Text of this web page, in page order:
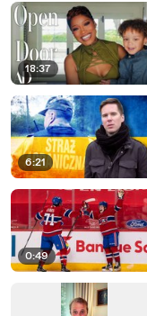
18:37
6:21
0:49